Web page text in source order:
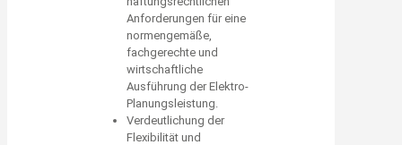
Anforderungen für eine
normengemäße,
fachgerechte und
wirtschaftliche
Ausführung der Elektro-
Planungsleistung.
Verdeutlichung der
Flexibilität und